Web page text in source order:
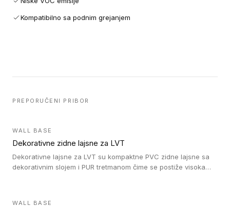
Kompatibilno sa podnim grejanjem
PREPORUČENI PRIBOR
WALL BASE
Dekorativne zidne lajsne za LVT
Dekorativne lajsne za LVT su kompaktne PVC zidne lajsne sa
dekorativnim slojem i PUR tretmanom čime se postiže visoka
WALL BASE